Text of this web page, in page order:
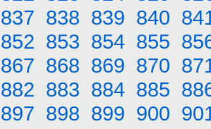
837 838 839 840
852 853 854 855
867 868 869 870
882 883 884 885
897 898 899 900